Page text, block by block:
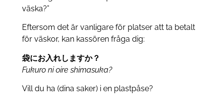
väska?”
Eftersom det är vanligare för platser att ta betalt
för väskor, kan kassören fråga dig:
袋にお入れしますか？
Fukuro ni oire shimasuka?
Vill du ha (dina saker) i en plastpåse?